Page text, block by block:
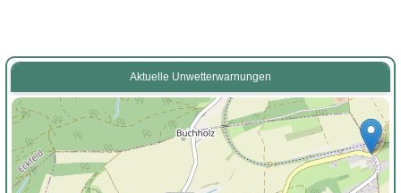
Aktuelle Unwetterwarnungen